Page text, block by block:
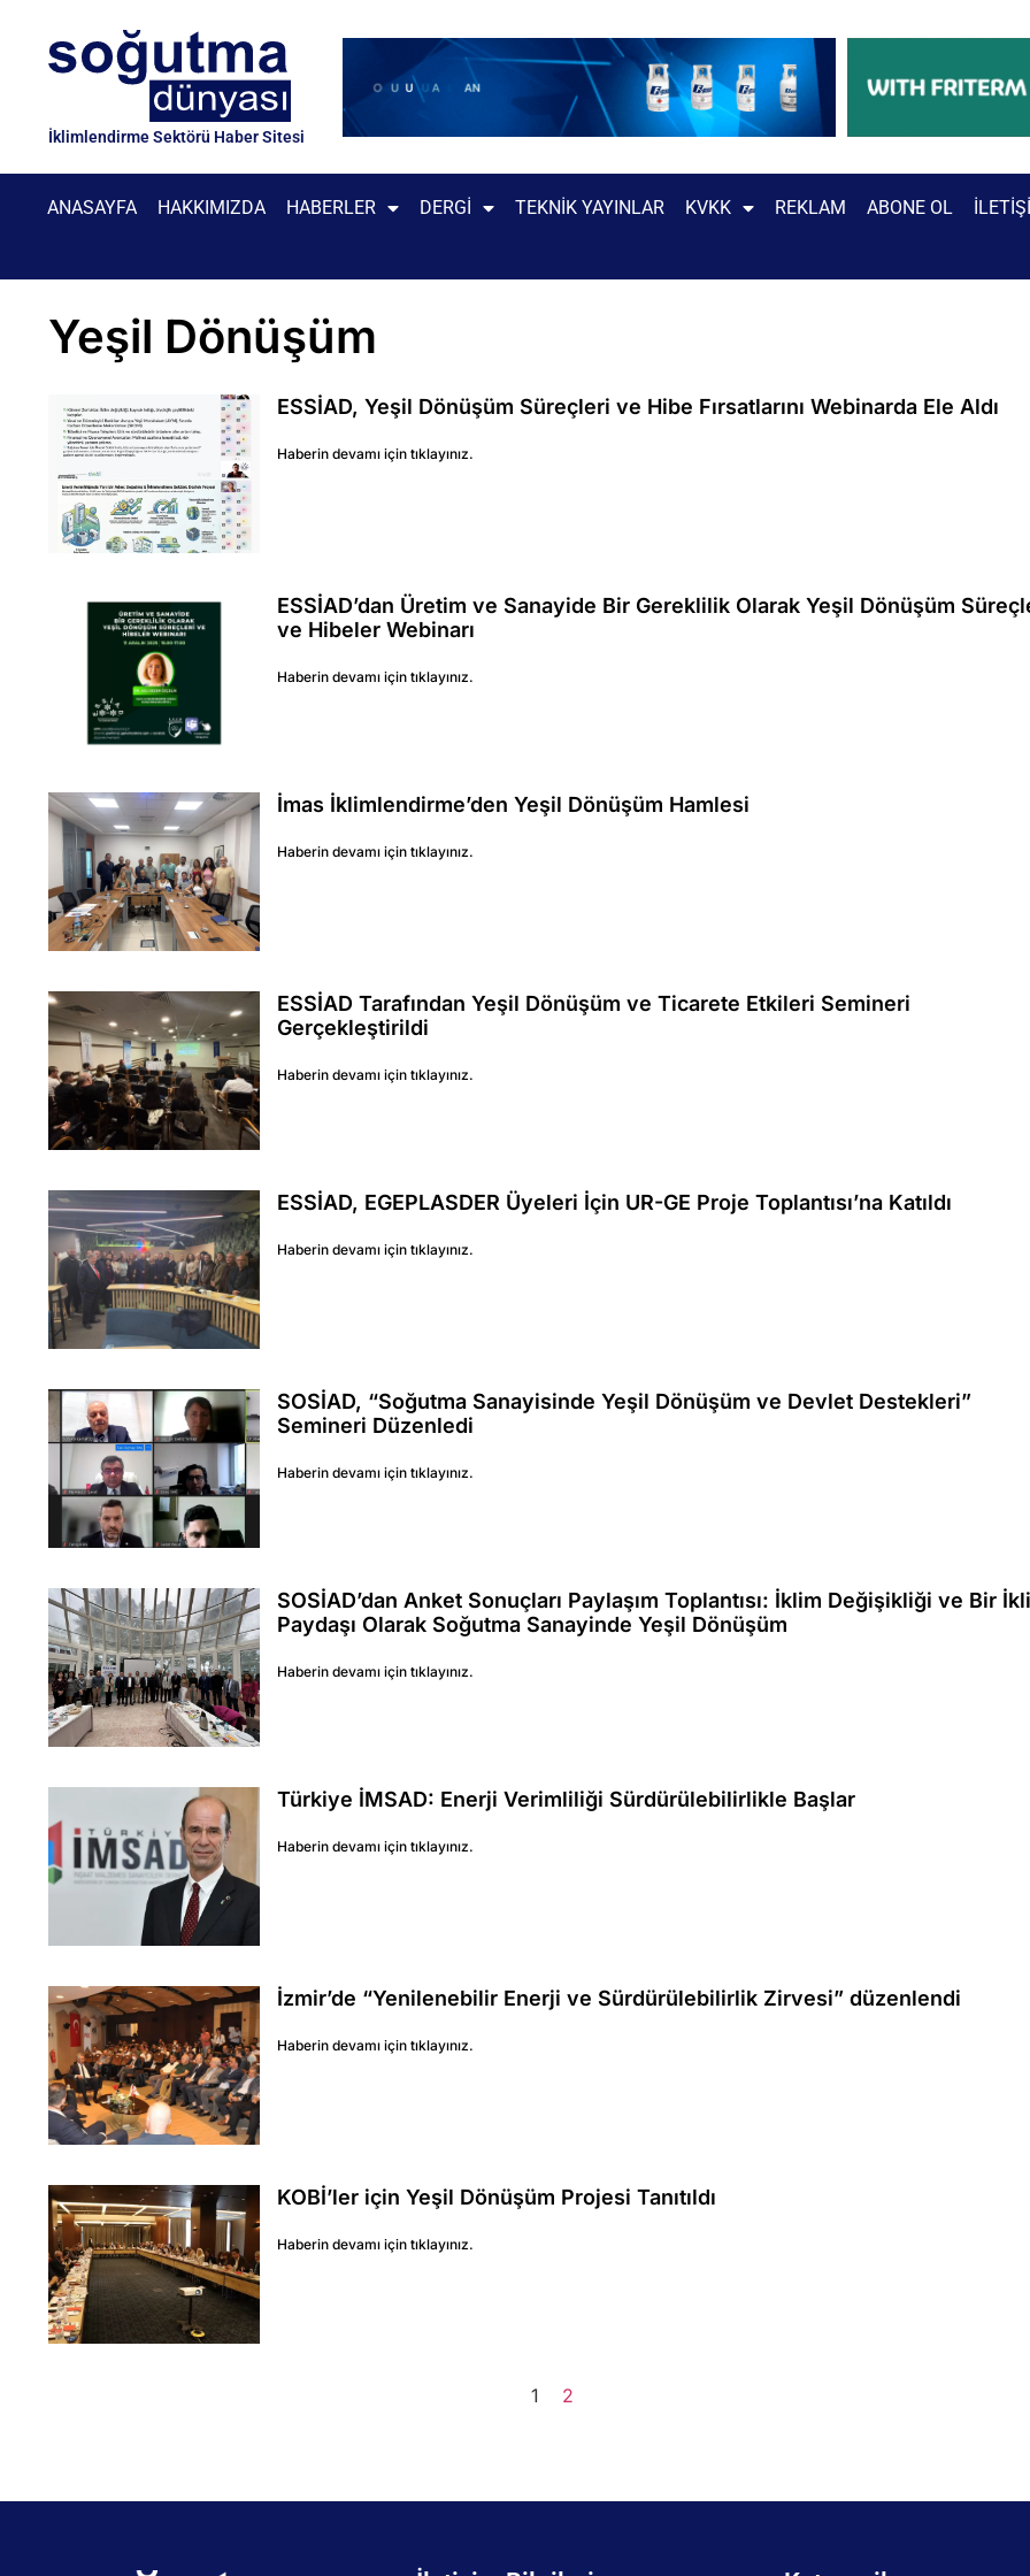
İklimlendirme Sektörü Haber Sitesi
ANASAYFA HAKKIMIZDA HABERLER DERGI TEKNIK YAYINLAR KVKK REKLAM ABONE OL
Yeşil Dönüşüm
ESSİAD, Yeşil Dönüşüm Süreçleri ve Hibe Fırsatlarını Webinarda Ele Aldı
Haberin devamı için tıklayınız.
ESSİAD’dan Üretim ve Sanayide Bir Gereklilik Olarak Yeşil Dönüşüm
ve Hibeler Webinarı
Haberin devamı için tıklayınız.
İmas İklimlendirme’den Yeşil Dönüşüm Hamlesi
Haberin devamı için tıklayınız.
ESSİAD Tarafından Yeşil Dönüşüm ve Ticarete Etkileri Semineri
Gerçekleştirildi
Haberin devamı için tıklayınız.
ESSİAD, EGEPLASDER Üyeleri İçin UR-GE Proje Toplantısı’na Katıldı
Haberin devamı için tıklayınız.
SOSİAD, “Soğutma Sanayisinde Yeşil Dönüşüm ve Devlet Destekleri”
Semineri Düzenledi
Haberin devamı için tıklayınız.
SOSİAD’dan Anket Sonuçları Paylaşım Toplantısı: İklim Değişikliği ve Bir
Paydaşı Olarak Soğutma Sanayinde Yeşil Dönüşüm
Haberin devamı için tıklayınız.
Türkiye İMSAD: Enerji Verimliliği Sürdürülebilirlikle Başlar
Haberin devamı için tıklayınız.
İzmir’de “Yenilenebilir Enerji ve Sürdürülebilirlik Zirvesi” düzenlendi
Haberin devamı için tıklayınız.
KOBİ’ler için Yeşil Dönüşüm Projesi Tanıtıldı
Haberin devamı için tıklayınız.
1 2